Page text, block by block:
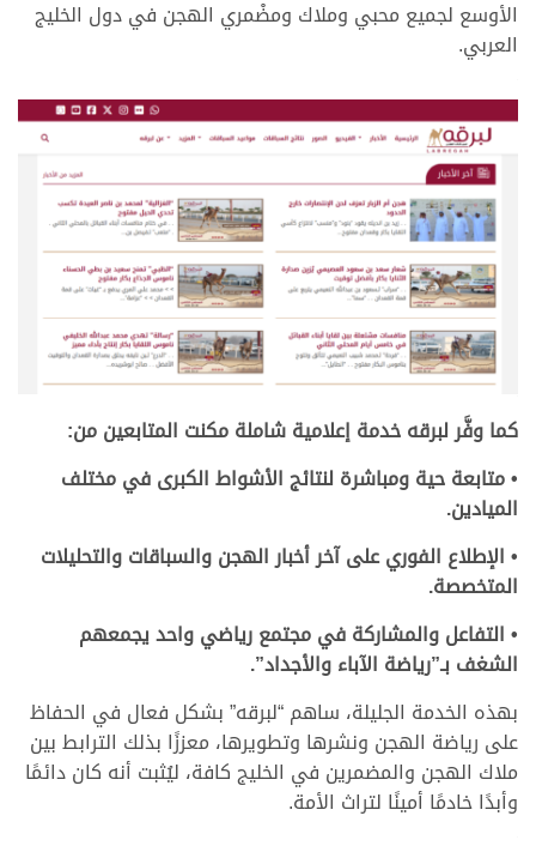
الأوسع لجميع محبي وملاك ومضْمري الهجن في دول الخليج
العربي.
كما وفَّر لبرقه خدمة إعلامية شاملة مكنت المتابعين من:
• متابعة حية ومباشرة لنتائج الأشواط الكبرى في مختلف
الميادين.
• الإطلاع الفوري على آخر أخبار الهجن والسباقات والتحليلات
المتخصصة.
• التفاعل والمشاركة في مجتمع رياضي واحد يجمعهم
الشغف بـ”رياضة الآباء والأجداد”.
بهذه الخدمة الجليلة، ساهم “لبرقه” بشكل فعال في الحفاظ
على رياضة الهجن ونشرها وتطويرها، معززًا بذلك الترابط بين
ملاك الهجن والمضمرين في الخليج كافة، ليُثبت أنه كان دائمًا
وأبدًا خادمًا أمينًا لتراث الأمة.